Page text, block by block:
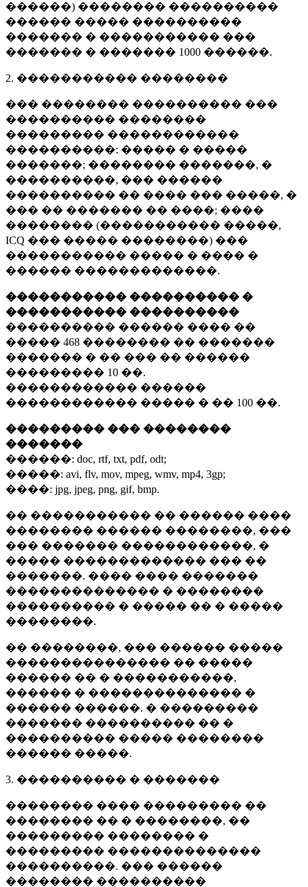
������) �������� ����������
������ ����� ����������
������� � ����������� ���
������� � ������� 1000 ������.
2. ����������� ��������
��� �������� ���������� ���
���������� ��������
��������� ������������
����������: ����� � �����
�������; �������� �������, �
����������, ��� ������
���������� �� ���� ��� �����, �
��� �� ������� �� ����; ����
�������� (����������� �����,
ICQ ��� ����� ��������) ���
����������� ����� � ���� �
������ �������������.
����������� ���������� �
����������� ����������
���������� ������ ���� ��
����� 468 �������� �� �������
������� � �� ��� �� ������
��������� 10 ��.
������������ ������
������������ ����� � �� 100 ��.
��������� ��� ��������
�������
������: doc, rtf, txt, pdf, odt;
�����: avi, flv, mov, mpeg, wmv, mp4, 3gp;
����: jpg, jpeg, png, gif, bmp.
�� ����������� �� ������ ����
�������� ������ ��������, ���
��� ������� ������������, �
����� ������������� ��� ��
�������. ���� ���� �������
�������������� � ��������
���������� � ����� �� � �����
��������.
�� ��������, ��� ������ �����
��������������� �� �����
������ �� � �����������,
������ � �������������� �
������ ������. � ���������
������� ���������� �� �
���������� ����� ��������
������ �����.
3. ���������� � �������
�������� ���� ��������� ��
�������� �� � ��������, ��
��������� �������� �
��������� ��������������
����������. ��� ������
�������� ����������